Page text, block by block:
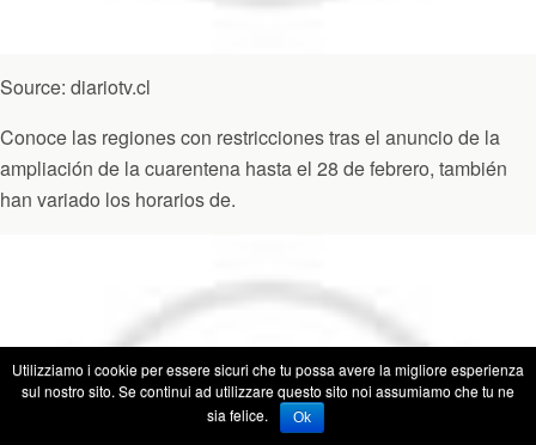
Source: diariotv.cl
Conoce las regiones con restricciones tras el anuncio de la
ampliación de la cuarentena hasta el 28 de febrero, también
han variado los horarios de.
Utilizziamo i cookie per essere sicuri che tu possa avere la migliore esperienza
sul nostro sito. Se continui ad utilizzare questo sito noi assumiamo che tu ne
sia felice.
Ok